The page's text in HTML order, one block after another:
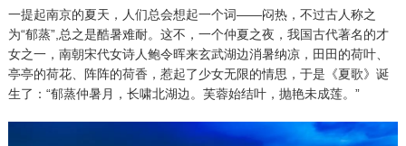
一提起南京的夏天，人们总会想起一个词——闷热，不过古人称之
为“郁蒸”,总之是酷暑难耐。这不，一个仲夏之夜，我国古代著名的才
女之一，南朝宋代女诗人鲍令晖来玄武湖边消暑纳凉，田田的荷叶、
亭亭的荷花、阵阵的荷香，惹起了少女无限的情思，于是《夏歌》诞
生了：“郁蒸仲暑月，长啸北湖边。芙蓉始结叶，抛艳未成莲。”